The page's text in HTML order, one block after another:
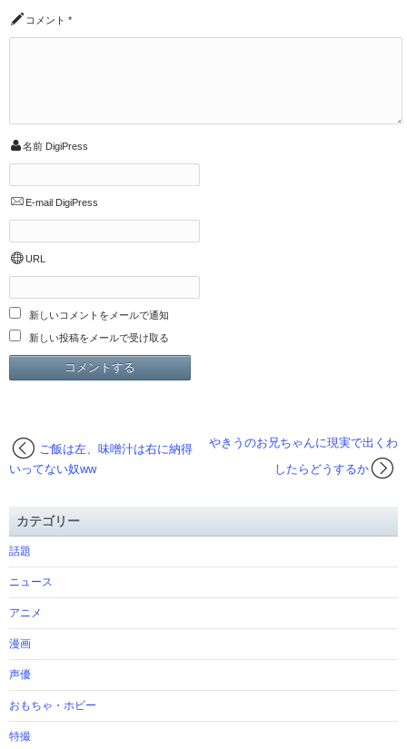
コメント *
名前 DigiPress
E-mail DigiPress
URL
新しいコメントをメールで通知
新しい投稿をメールで受け取る
やきうのお兄ちゃんに現実で出くわ
したらどうするか
ご飯は左、味噌汁は右に納得
いってない奴ww
カテゴリー
話題
ニュース
アニメ
漫画
声優
おもちゃ・ホビー
特撮